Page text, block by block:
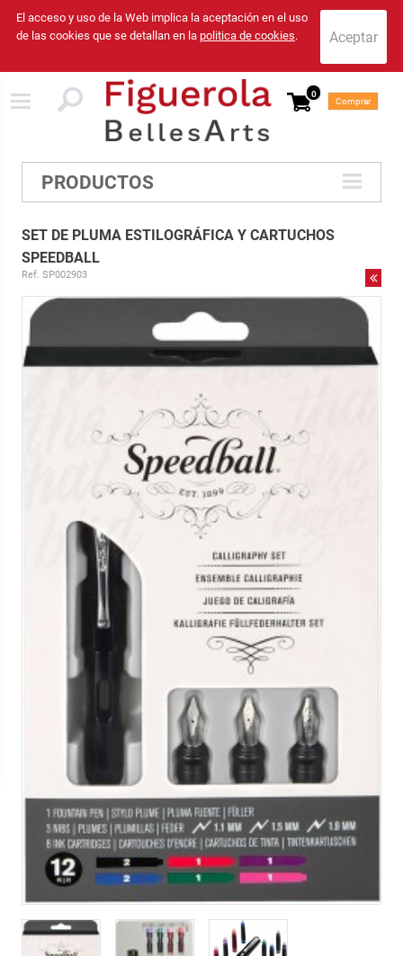
El acceso y uso de la Web implica la aceptación en el uso
de las cookies que se detallan en la politica de cookies.
0
Comprar
PRODUCTOS
SET DE PLUMA ESTILOGRÁFICA Y CARTUCHOS
SPEEDBALL
Ref. SP002903